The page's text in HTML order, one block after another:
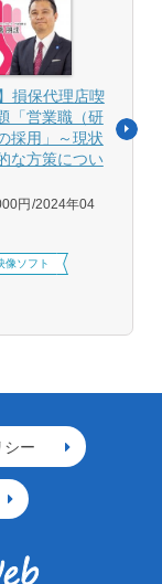
損保代理店喫
「営業職（研
採用」～現状
な方策につい
円 2024年04
像ソフト
シー